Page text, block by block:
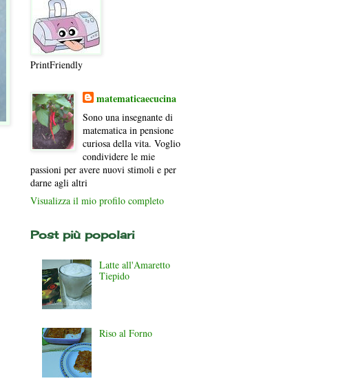
PrintFriendly
matematicaecucina
Sono una insegnante di
matematica in pensione
curiosa della vita. Voglio
condividere le mie
passioni per avere nuovi stimoli e per
darne agli altri
Visualizza il mio profilo completo
Post più popolari
Latte all'Amaretto
Tiepido
Riso al Forno